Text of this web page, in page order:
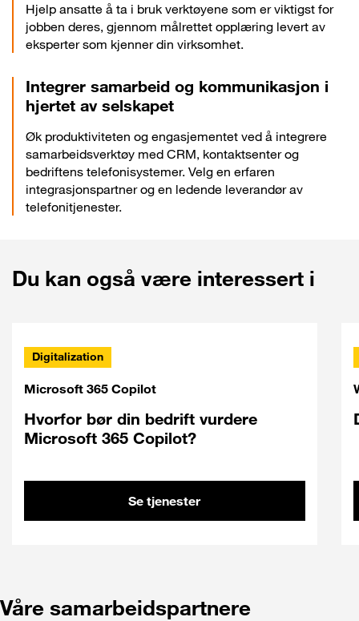
Hjelp ansatte å ta i bruk verktøyene som er viktigst for
jobben deres, gjennom målrettet opplæring levert av
eksperter som kjenner din virksomhet.
Integrer samarbeid og kommunikasjon i
hjertet av selskapet
Øk produktiviteten og engasjementet ved å integrere
samarbeidsverktøy med CRM, kontaktsenter og
bedriftens telefonisystemer. Velg en erfaren
integrasjonspartner og en ledende leverandør av
telefonitjenester.
Du kan også være interessert i
Digitalization
Microsoft 365 Copilot
Hvorfor bør din bedrift vurdere
Microsoft 365 Copilot?
Se tjenester
Våre samarbeidspartnere